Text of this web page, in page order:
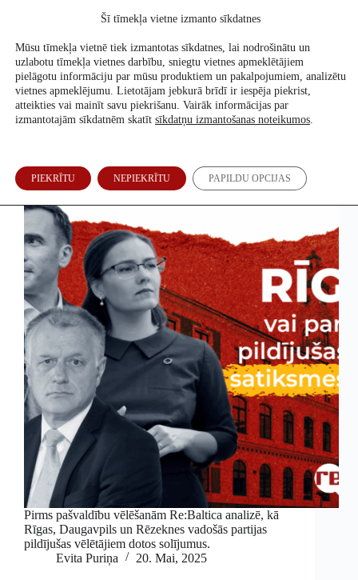
Atbalsti mūs
Politiķu izteikumi
Vai partijas pildījušas solīto satiksmes jomā?
Pirms pašvaldību vēlēšanām Re:Baltica analizē, kā
Rīgas, Daugavpils un Rēzeknes vadošās partijas
pildījušas vēlētājiem dotos solījumus.
Evita Puriņa
20. Mai, 2025
Šī tīmekļa vietne izmanto sīkdatnes
Mūsu tīmekļa vietnē tiek izmantotas sīkdatnes, lai nodrošinātu un
uzlabotu tīmekļa vietnes darbību, sniegtu vietnes apmeklētājiem
pielāgotu informāciju par mūsu produktiem un pakalpojumiem, analizētu
vietnes apmeklējumu. Lietotājam jebkurā brīdī ir iespēja piekrist,
atteikties vai mainīt savu piekrišanu. Vairāk informācijas par
izmantotajām sīkdatnēm skatīt sīkdatņu izmantošanas noteikumos.
PIEKRĪTU NEPIEKRĪTU PAPILDU OPCIJAS